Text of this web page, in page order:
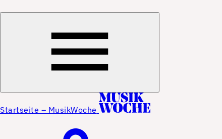
Startseite – MusikWoche